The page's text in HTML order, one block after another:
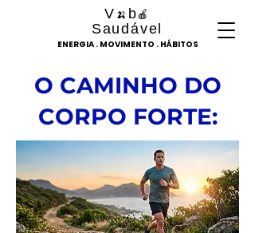
ENERGIA . MOVIMENTO . HÁBITOS
V 🍌 b🍎
Saudável
O CAMINHO DO
CORPO FORTE: